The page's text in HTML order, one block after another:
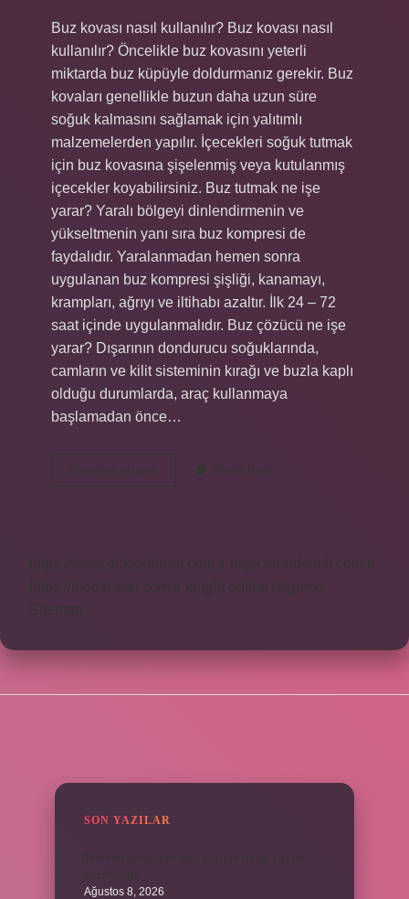
Buz kovası nasıl kullanılır? Buz kovası nasıl
kullanılır? Öncelikle buz kovasını yeterli
miktarda buz küpüyle doldurmanız gerekir. Buz
kovaları genellikle buzun daha uzun süre
soğuk kalmasını sağlamak için yalıtımlı
malzemelerden yapılır. İçecekleri soğuk tutmak
için buz kovasına şişelenmiş veya kutulanmış
içecekler koyabilirsiniz. Buz tutmak ne işe
yarar? Yaralı bölgeyi dinlendirmenin ve
yükseltmenin yanı sıra buz kompresi de
faydalıdır. Yaralanmadan hemen sonra
uygulanan buz kompresi şişliği, kanamayı,
krampları, ağrıyı ve iltihabı azaltır. İlk 24 – 72
saat içinde uygulanmalıdır. Buz çözücü ne işe
yarar? Dışarının dondurucu soğuklarında,
camların ve kilit sisteminin kırağı ve buzla kaplı
olduğu durumlarda, araç kullanmaya
başlamadan önce…
Devamını okuyun
Kovası
Yorum Bırak
https://www.doktorforum.com.tr
https://hardshell.com.tr
https://modarazzi.com.tr
knight online
nttgame
Sitemap
SON YAZILAR
Ağustos 8, 2026